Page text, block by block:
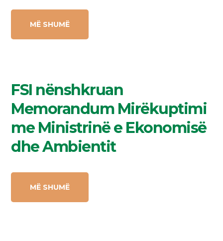
MË SHUMË
FSI nënshkruan
Memorandum Mirëkuptimi
me Ministrinë e Ekonomisë
dhe Ambientit
MË SHUMË